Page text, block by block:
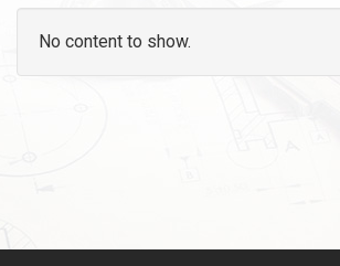
No content to show.